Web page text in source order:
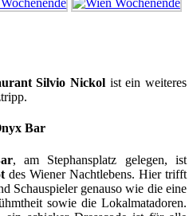
Silvio Nickol ist ein weiteres
Bar
, am Stephansplatz gelegen, ist
des Wiener Nachtlebens. Hier trifft
Schauspieler genauso wie die eine
sowie die Lokalmatadoren.